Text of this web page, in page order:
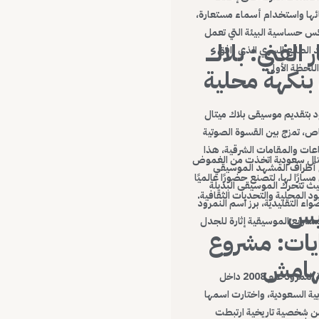
واستخدام أسماء مستعارة،
حساسية البيئة التي تعمل
الطابع السري الذي رافق
الأولى.
الفني: بلاك
محلية
بتقديم موسيقى بلاك ميتال
تمزج بين القسوة الصوتية
والمقامات الشرقية، هذا
المشهد الموسيقي
تتحرك الموسيقى البديلة
التقليدية، برز اسم النمرود
الموسيقية إثارة للجدل
سعودية اتخذت من الغموض
مسارًا لها، لتصنع حضورًا عالميًا
المحلية والتحديات الثقافية.
مشروع
تأسست فرقة النمرود عام 2008 داخل
السعودية، واختارت اسمها
شخصية تاريخية ارتبطت